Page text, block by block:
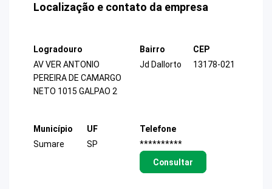
Localização e contato da empresa
Logradouro
AV VER ANTONIO
PEREIRA DE CAMARGO
NETO 1015 GALPAO 2
Bairro
Jd Dallorto
CEP
13178-021
Município
Sumare
UF
SP
Telefone
**********
Consultar